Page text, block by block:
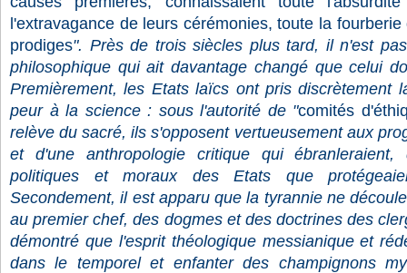
l'extravagance de leurs cérémonies, toute la
prodiges". Près de trois siècles plus tard, il n'est
philosophique qui ait davantage changé que celui
Premièrement, les Etats laïcs ont pris discrètement
peur à la science : sous l'autorité de "comités
relève du sacré, ils s'opposent vertueusement aux
et d'une anthropologie critique qui ébranleraient,
politiques et moraux des Etats que
Secondement, il est apparu que la tyrannie ne
au premier chef, des dogmes et des doctrines des
démontré que l'esprit théologique messianique et
dans le temporel et enfanter des champignons